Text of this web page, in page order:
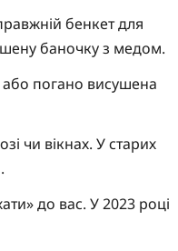
бенкет для
баночку з медом.
або погано висушена
чи вікнах. У старих
до вас. У 2023 році